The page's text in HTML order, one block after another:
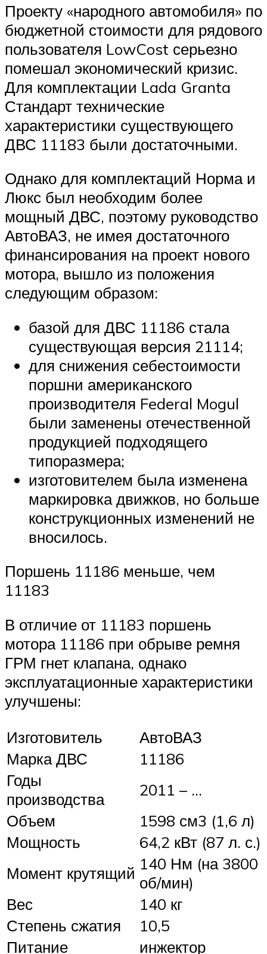
Проекту «народного автомобиля» по
бюджетной стоимости для рядового
пользователя LowCost серьезно
помешал экономический кризис.
Для комплектации Lada Granta
Стандарт технические
характеристики существующего
ДВС 11183 были достаточными.
Однако для комплектаций Норма и
Люкс был необходим более
мощный ДВС, поэтому руководство
АвтоВАЗ, не имея достаточного
финансирования на проект нового
мотора, вышло из положения
следующим образом:
базой для ДВС 11186 стала
существующая версия 21114;
для снижения себестоимости
поршни американского
производителя Federal Mogul
были заменены отечественной
продукцией подходящего
типоразмера;
изготовителем была изменена
маркировка движков, но больше
конструкционных изменений не
вносилось.
Поршень 11186 меньше, чем
11183
В отличие от 11183 поршень
мотора 11186 при обрыве ремня
ГРМ гнет клапана, однако
эксплуатационные характеристики
улучшены:
Изготовитель
АвтоВАЗ
Марка ДВС
11186
Годы
производства
2011 – …
Объем
1598 см3 (1,6 л)
Мощность
64,2 кВт (87 л. с.)
Момент крутящий 140 Нм (на 3800
об/мин)
Вес
140 кг
Степень сжатия
10,5
Питание
инжектор